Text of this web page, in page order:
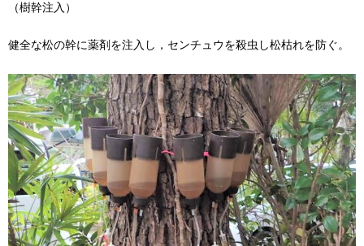
（樹幹注入）
健全な松の幹に薬剤を注入し，センチュウを殺虫し松枯れを防ぐ。